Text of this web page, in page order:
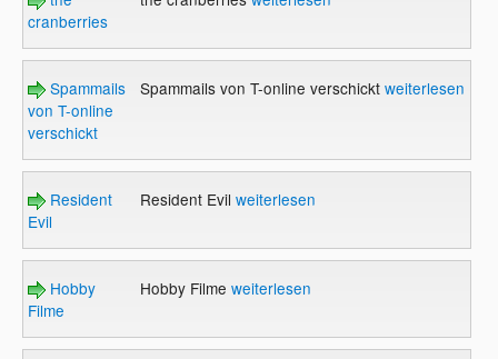
cranberries
Spammails
von T-online
verschickt
Spammails von T-online verschickt weiterlesen
Resident
Evil
Resident Evil weiterlesen
Hobby
Filme
Hobby Filme weiterlesen